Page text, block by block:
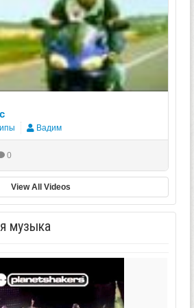
Вадим
0
View All Videos
музыка